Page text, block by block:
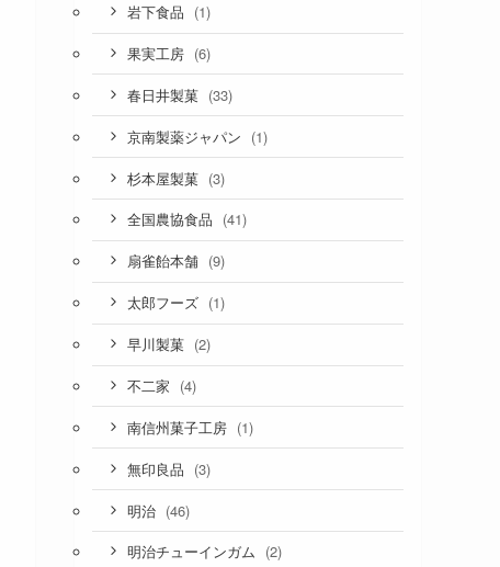
岩下食品 (1)
果実工房 (6)
春日井製菓 (33)
京南製薬ジャパン (1)
杉本屋製菓 (3)
全国農協食品 (41)
扇雀飴本舗 (9)
太郎フーズ (1)
早川製菓 (2)
不二家 (4)
南信州菓子工房 (1)
無印良品 (3)
明治 (46)
明治チューインガム (2)